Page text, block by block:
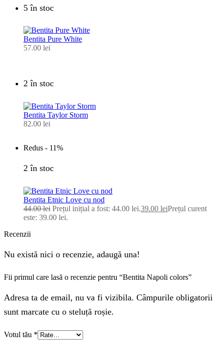
5 în stoc
Bentita Pure White
57.00 lei
2 în stoc
Bentita Taylor Storm
82.00 lei
Redus - 11%
2 în stoc
Bentita Etnic Love cu nod
44.00lei Prețul inițial a fost: 44.00 lei.39.00 leiPrețul curent
este: 39.00 lei.
Recenzii
Nu există nici o recenzie, adaugă una!
Fii primul care lasă o recenzie pentru “Bentita Napoli colors”
Adresa ta de email, nu va fi vizibila. Câmpurile obligatorii
sunt marcate cu o steluță roșie.
Votul tău *